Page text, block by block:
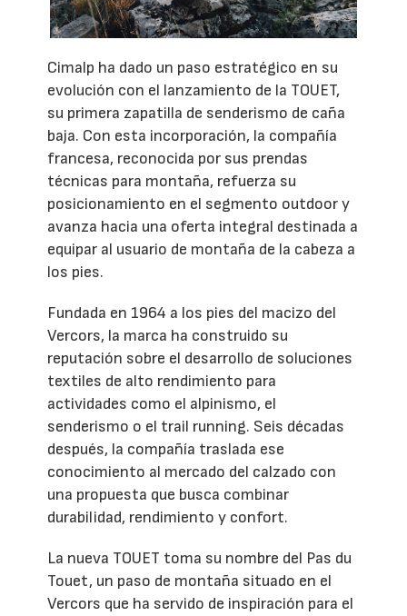
Cimalp ha dado un paso estratégico en su
evolución con el lanzamiento de la TOUET,
su primera zapatilla de senderismo de caña
baja. Con esta incorporación, la compañía
francesa, reconocida por sus prendas
técnicas para montaña, refuerza su
posicionamiento en el segmento outdoor y
avanza hacia una oferta integral destinada a
equipar al usuario de montaña de la cabeza a
los pies.
Fundada en 1964 a los pies del macizo del
Vercors, la marca ha construido su
reputación sobre el desarrollo de soluciones
textiles de alto rendimiento para
actividades como el alpinismo, el
senderismo o el trail running. Seis décadas
después, la compañía traslada ese
conocimiento al mercado del calzado con
una propuesta que busca combinar
durabilidad, rendimiento y confort.
La nueva TOUET toma su nombre del Pas du
Touet, un paso de montaña situado en el
Vercors que ha servido de inspiración para el